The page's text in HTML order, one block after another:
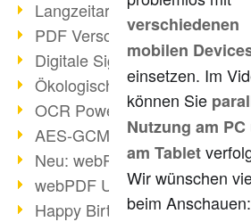
Langzeitarchivierung mit PDF/A
PDF Verschlüsselung
Digitale Signaturen
Ökologischen Abdruck
OCR Power für Profis
AES-GCM-Unterstützung
Neu: webPDF Developer Hub
webPDF Update 9.0.0.2898
Happy Birthday, PDF!
verschiedenen
mobilen
einsetzen. Im
können Sie
Nutzung am PC
am Tablet
Wir wünschen
beim Anschauen: